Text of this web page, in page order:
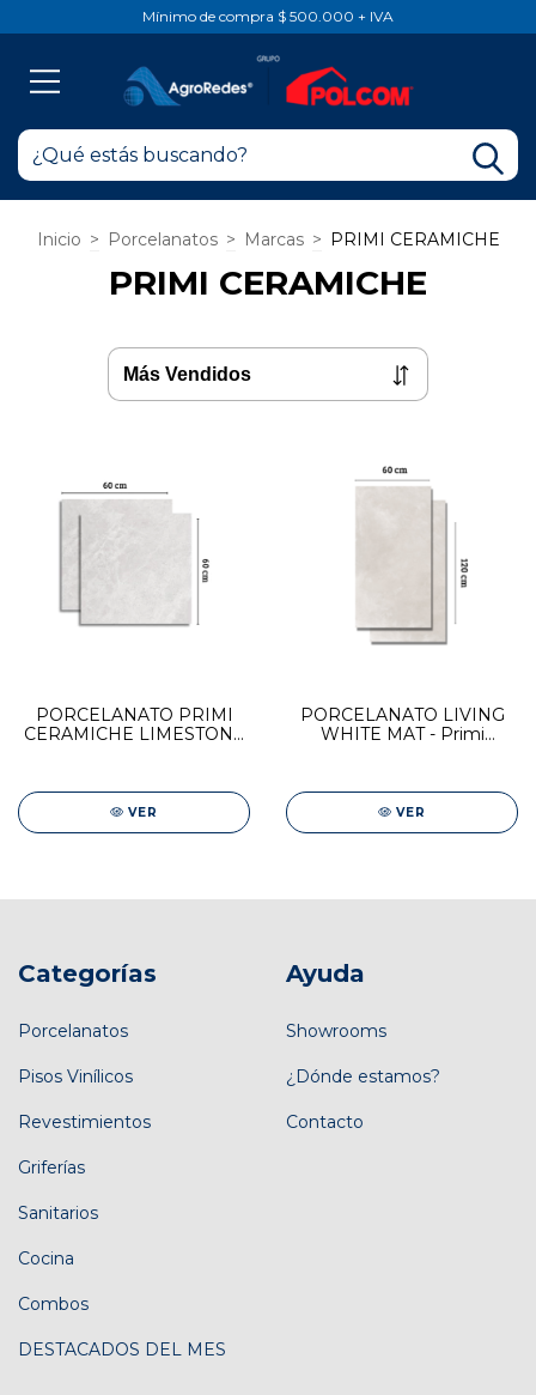
Mínimo de compra $ 500.000 + IVA
Inicio > Porcelanatos > Marcas > PRIMI CERAMICHE
PRIMI CERAMICHE
PORCELANATO PRIMI
CERAMICHE LIMESTONE
VER
PORCELANATO LIVING
WHITE MAT - Primi
VER
Categorías
Porcelanatos
Pisos Vinílicos
Revestimientos
Griferías
Sanitarios
Cocina
Combos
DESTACADOS DEL MES
Ayuda
Showrooms
¿Dónde estamos?
Contacto